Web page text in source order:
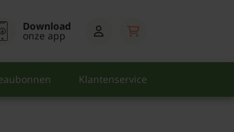
Download
onze app
Klantenservice